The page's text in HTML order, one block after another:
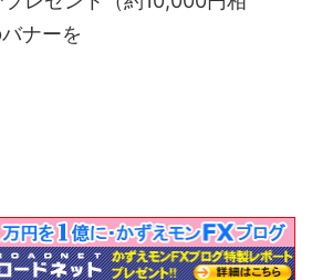
ナーを